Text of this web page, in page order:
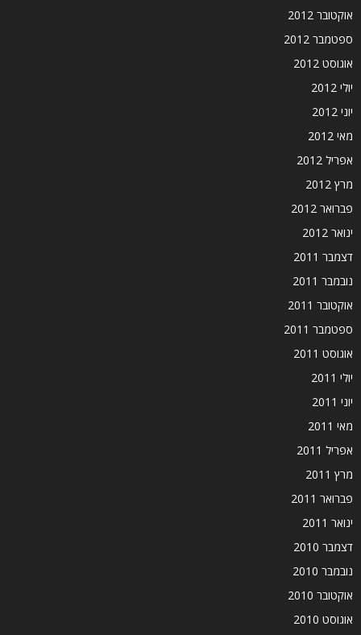
אוקטובר 2012
ספטמבר 2012
אוגוסט 2012
יולי 2012
יוני 2012
מאי 2012
אפריל 2012
מרץ 2012
פברואר 2012
ינואר 2012
דצמבר 2011
נובמבר 2011
אוקטובר 2011
ספטמבר 2011
אוגוסט 2011
יולי 2011
יוני 2011
מאי 2011
אפריל 2011
מרץ 2011
פברואר 2011
ינואר 2011
דצמבר 2010
נובמבר 2010
אוקטובר 2010
אוגוסט 2010